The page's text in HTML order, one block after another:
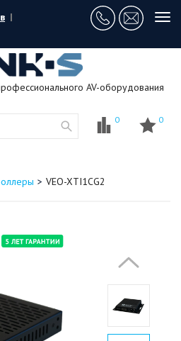
|
AV-оборудования
0 0
VEO-XTI1CG2